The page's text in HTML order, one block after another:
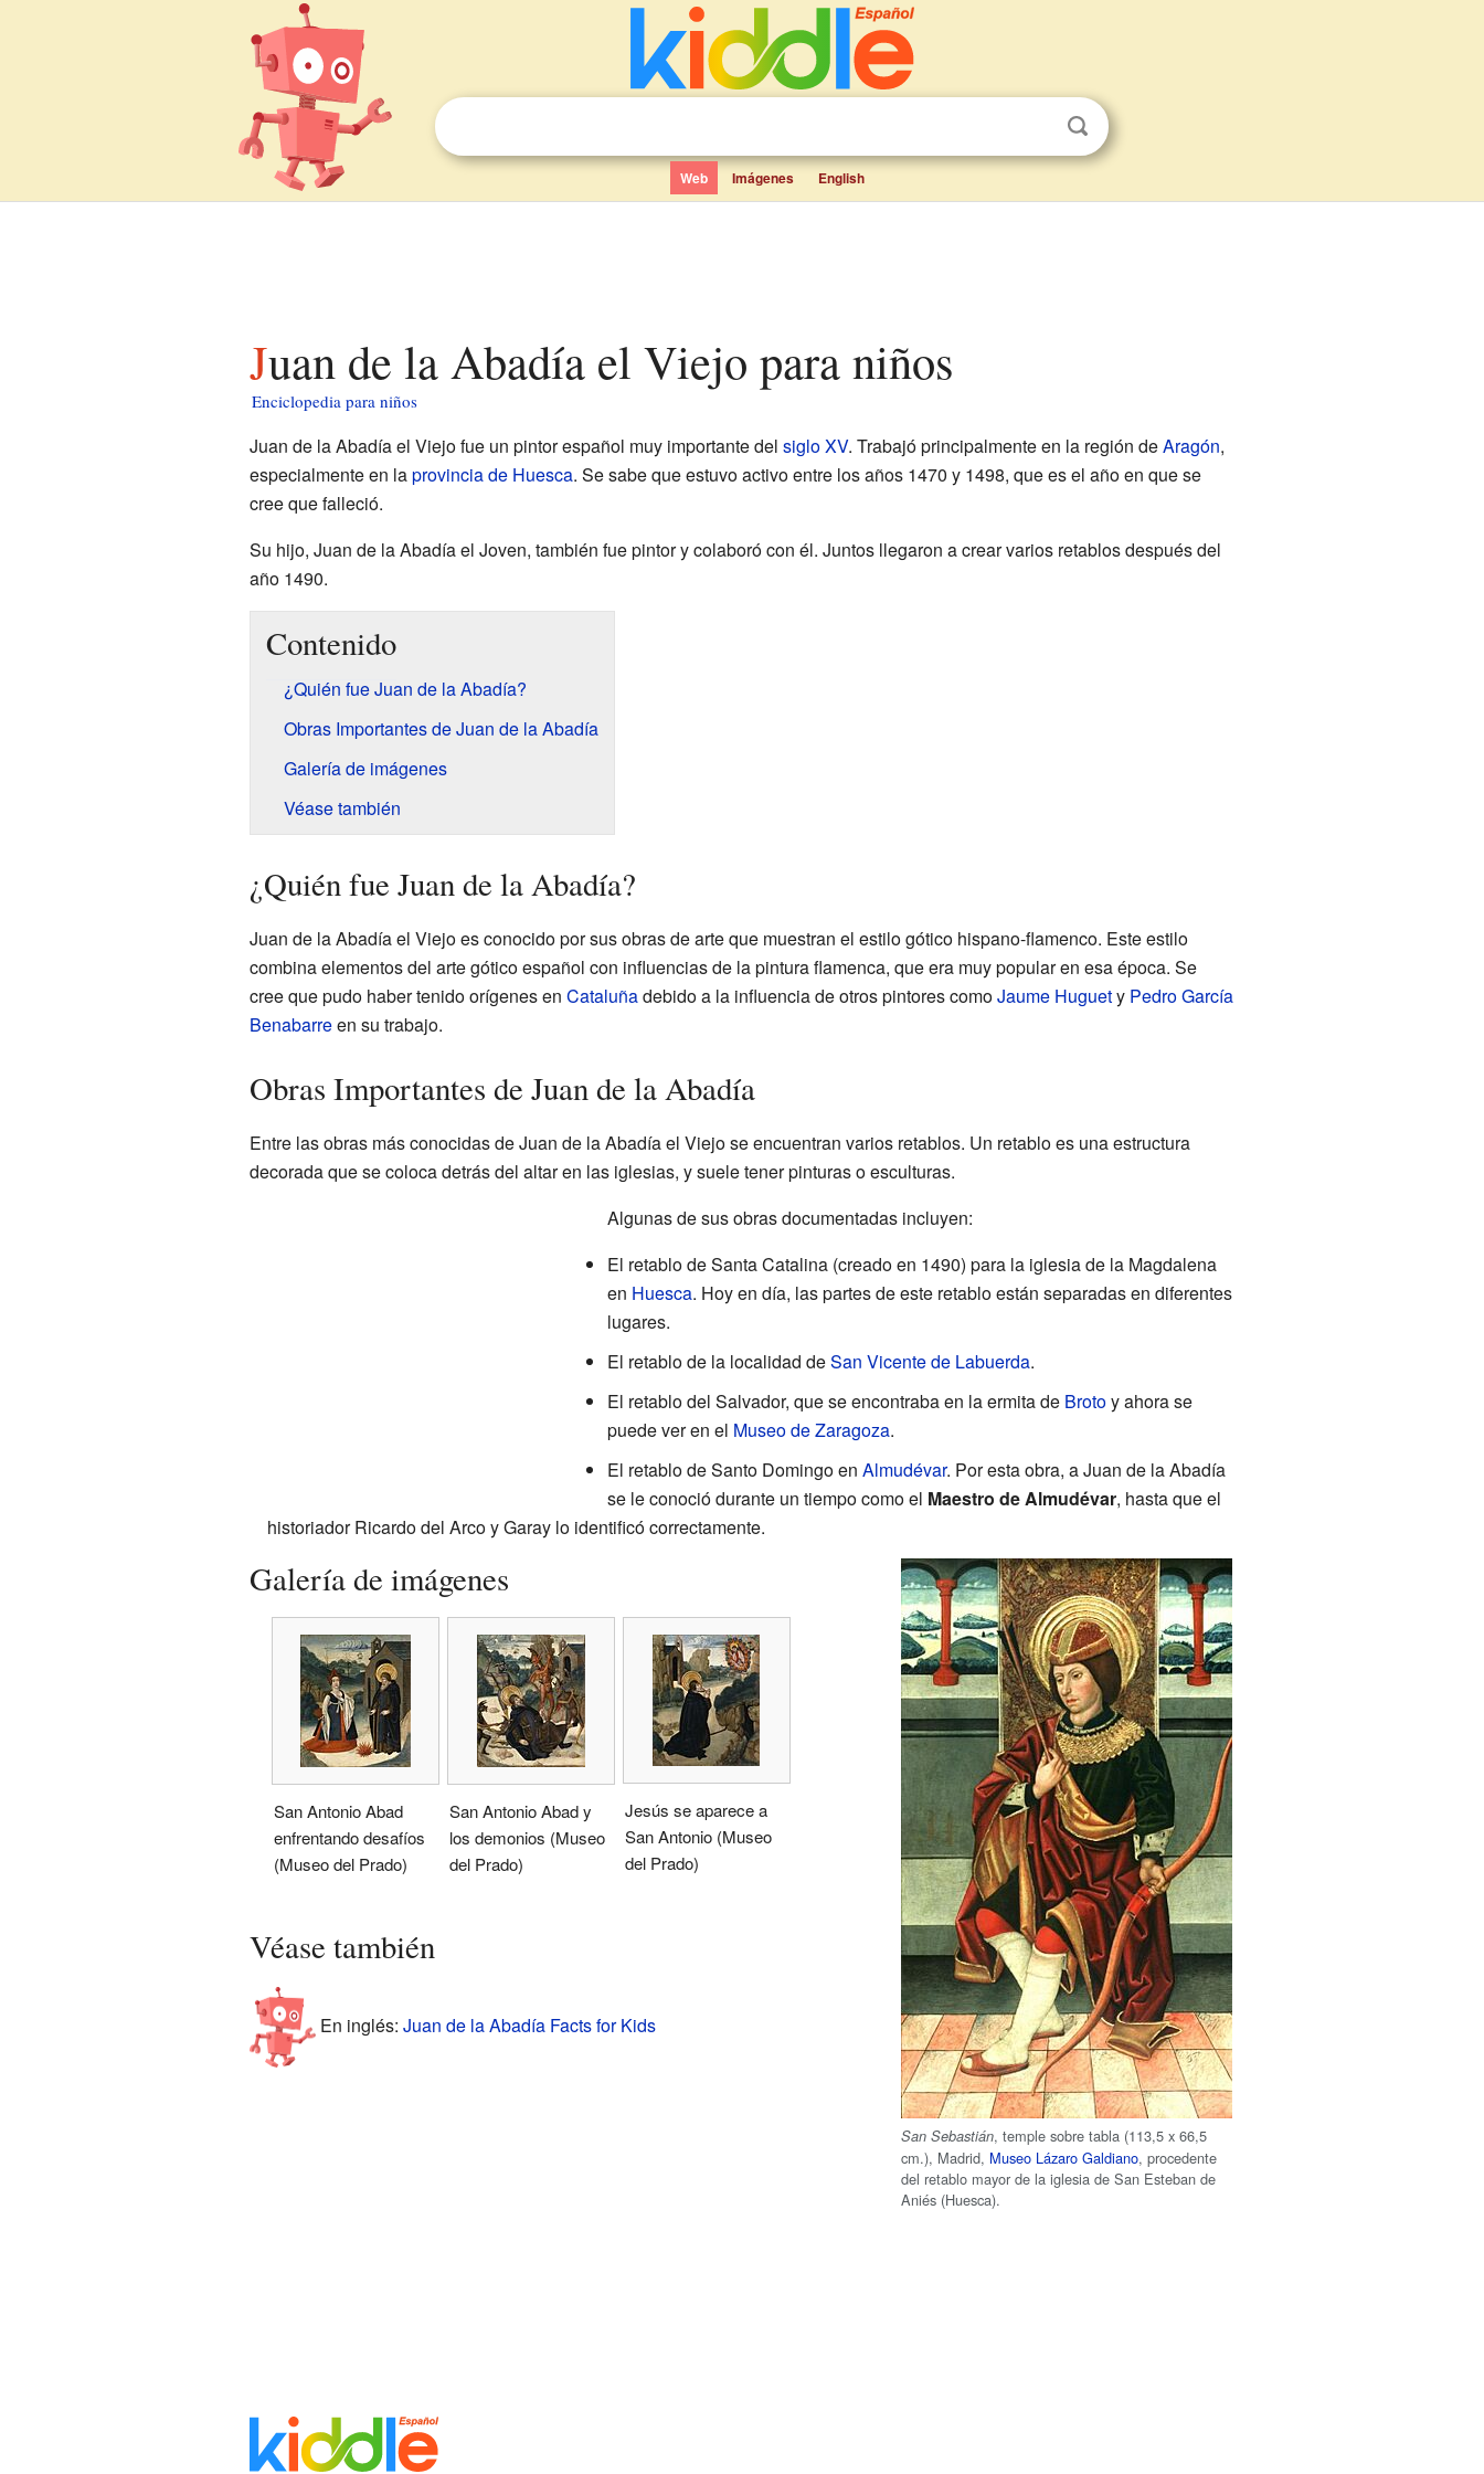
Web Imágenes English
Juan de la Abadía el Viejo para niños
Enciclopedia para niños
Juan de la Abadía el Viejo fue un pintor español muy importante del siglo XV. Trabajó principalmente en la región deAragón,
especialmente en laprovincia de Huesca. Se sabe que estuvo activo entre los años 1470 y 1498, que es el año en que se
cree que falleció.
Su hijo, Juan de la Abadía el Joven, también fue pintor y colaboró con él. Juntos llegaron a crear varios retablos después del
año 1490.
Contenido
¿Quién fue Juan de la Abadía?
Obras Importantes de Juan de la Abadía
Galería de imágenes
Véase también
¿Quién fue Juan de la Abadía?
Juan de la Abadía el Viejo es conocido por sus obras de arte que muestran el estilo gótico hispano-flamenco. Este estilo
combina elementos del arte gótico español con influencias de la pintura flamenca, que era muy popular en esa época. Se
cree que pudo haber tenido orígenes en Cataluñadebido a la influencia de otros pintores comoJaume Huguety Pedro García
Benabarreen su trabajo.
Obras Importantes de Juan de la Abadía
Entre las obras más conocidas de Juan de la Abadía el Viejo se encuentran varios retablos. Un retablo es una estructura
decorada que se coloca detrás del altar en las iglesias, y suele tener pinturas o esculturas.
Algunas de sus obras documentadas incluyen:
El retablo de Santa Catalina (creado en 1490) para la iglesia de la Magdalena
en Huesca. Hoy en día, las partes de este retablo están separadas en diferentes
lugares.
El retablo de la localidad deSan Vicente de Labuerda.
El retablo del Salvador, que se encontraba en la ermita de Brotoy ahora se
puede ver en el Museo de Zaragoza.
El retablo de Santo Domingo en Almudévar. Por esta obra, a Juan de la Abadía
se le conoció durante un tiempo como el Maestro de Almudévar, hasta que el
historiador Ricardo del Arco y Garay lo identificó correctamente.
San Sebastián, temple sobre tabla (113,5 x 66,5
cm.), Madrid, Museo Lázaro Galdiano, procedente
del retablo mayor de la iglesia de San Esteban de
Aniés (Huesca).
Galería de imágenes
San Antonio Abad
enfrentando desafíos
(Museo del Prado)
San Antonio Abad y
los demonios (Museo
del Prado)
Jesús se aparece a
San Antonio (Museo
del Prado)
Véase también
En inglés: Juan de la Abadía Facts for Kids